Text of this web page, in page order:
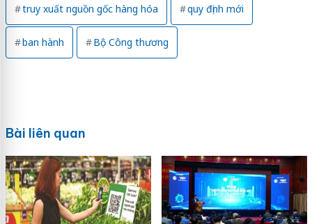
truy xuất nguồn gốc hàng hóa quy định mới
ban hành Bộ Công thương
Bài liên quan